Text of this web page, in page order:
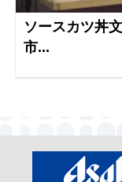
ソースカツ丼
市...